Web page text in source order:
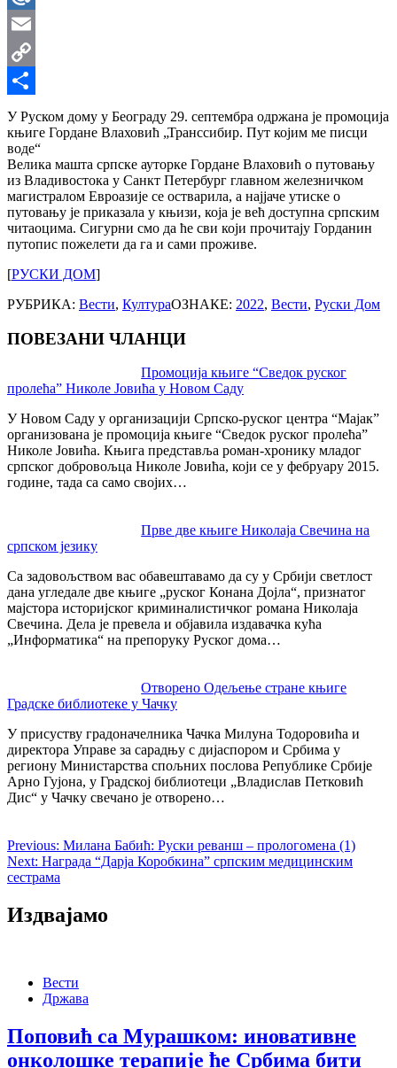
Mail.Ru
Email
Copy
Link
Share
У Руском дому у Београду 29. септембра одржана је промоција
књиге Гордане Влаховић „Транссибир. Пут којим ме писци
воде“
Велика машта српске ауторке Гордане Влаховић о путовању
из Владивостока у Санкт Петербург главном железничком
магистралом Евроазије се остварила, а најјаче утиске о
путовању jе приказала у књизи, која је већ доступна српским
читаоцима. Сигурни смо да ће сви који прочитају Горданин
путопис пожелети да га и сами проживе.
[РУСКИ ДОМ]
РУБРИКА: Вести, КултураОЗНАКЕ: 2022, Вести, Руски Дом
ПОВЕЗАНИ ЧЛАНЦИ
Промоција књиге “Сведок руског
пролећа” Николе Јовића у Новом Саду
У Новом Саду у организацији Српско-руског центра “Мајак”
организована је промоција књиге “Сведок руског пролећа”
Николе Јовића. Књига представља роман-хронику младог
српског добровољца Николе Јовића, који се у фебруару 2015.
године, тада са само својих…
Прве две књиге Николаја Свечина на
српском језику
Са задовољством вас обавештавамо да су у Србији светлост
дана угледале две књиге „руског Конана Дојла“, признатог
мајстора историјског криминалистичког романа Николаја
Свечина. Дела је превела и објавила издавачка кућа
„Информатика“ на препоруку Руског дома…
Отворено Одељење стране књиге
Градске библиотеке у Чачку
У присуству градоначелника Чачка Милуна Тодоровића и
директора Управе за сарадњу с дијаспором и Србима у
региону Министарства спољних послова Републике Србије
Арно Гујона, у Градској библиотеци „Владислав Петковић
Дис“ у Чачку свечано је отворено…
navigation
Previous: Милана Бабић: Руски реванш – прологомена (1)
Next: Награда “Дарја Коробкина” српским медицинским
сестрама
Издвајамо
Вести
Држава
Поповић са Мурашком: иновативне
онколошке терапије ће Србима бити